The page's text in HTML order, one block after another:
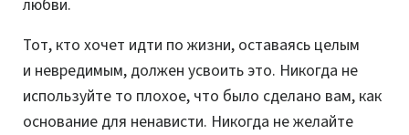
любви.
Тот, кто хочет идти по жизни, оставаясь целым
и невредимым, должен усвоить это. Никогда не
используйте то плохое, что было сделано вам, как
основание для ненависти. Никогда не желайте